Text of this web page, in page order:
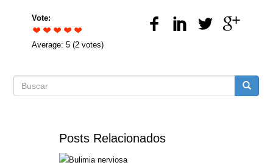
Vote:
Average:5 (2 votes)
Formulario
búsqueda
Posts Relacionados